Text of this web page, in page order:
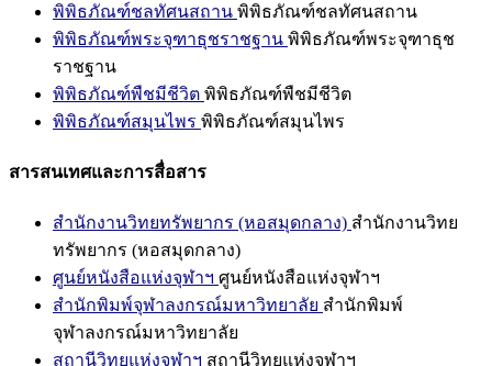
พิพิธภัณฑ์ชลทัศนสถาน พิพิธภัณฑ์ชลทัศนสถาน
พิพิธภัณฑ์พระจุฑาธุชราชฐาน พิพิธภัณฑ์พระจุฑาธุช
ราชฐาน
พิพิธภัณฑ์พืชมีชีวิต พิพิธภัณฑ์พืชมีชีวิต
พิพิธภัณฑ์สมุนไพร พิพิธภัณฑ์สมุนไพร
สารสนเทศและการสื่อสาร
สำนักงานวิทยทรัพยากร (หอสมุดกลาง) สำนักงานวิทย
ทรัพยากร (หอสมุดกลาง)
ศูนย์หนังสือแห่งจุฬาฯ ศูนย์หนังสือแห่งจุฬาฯ
สำนักพิมพ์จุฬาลงกรณ์มหาวิทยาลัย สำนักพิมพ์
จุฬาลงกรณ์มหาวิทยาลัย
สถานีวิทยุแห่งจุฬาฯ สถานีวิทยุแห่งจุฬาฯ